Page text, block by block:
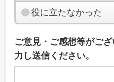
役に立たなかった
ご意見・ご感想等がご
力し送信ください。